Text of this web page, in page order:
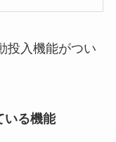
投入機能がつい
いる機能